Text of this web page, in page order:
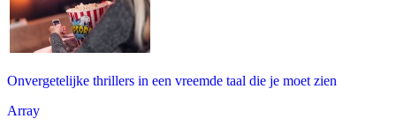
Onvergetelijke thrillers in een vreemde taal die je moet zien
Array